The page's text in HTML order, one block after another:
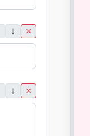
↓ ×
↓ ×